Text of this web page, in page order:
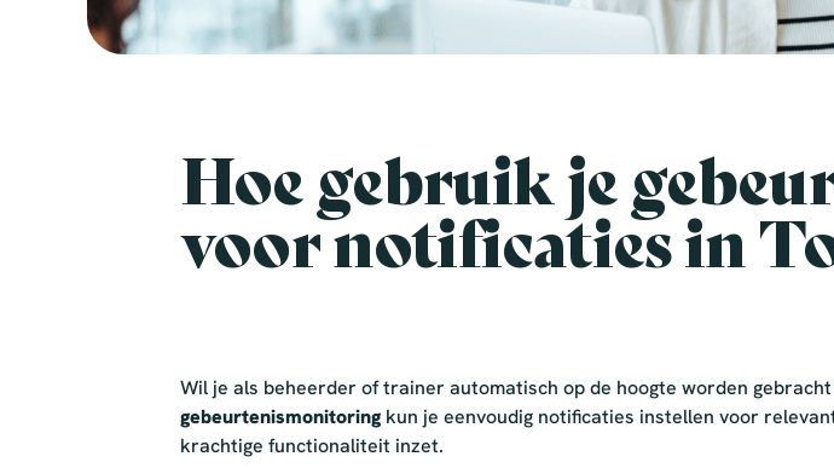
Hoe gebruik je
voor notificaties in
Wil je als beheerder of trainer automatisch op de hoogte worden
gebeurtenismonitoringkun je eenvoudig notificaties instellen voor
krachtige functionaliteit inzet.